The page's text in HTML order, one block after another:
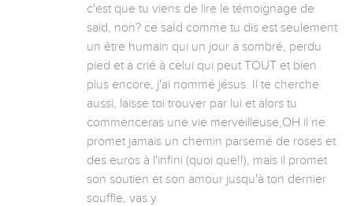
c'est que tu viens de lire le témoignage de
saïd, non? ce saÏd comme tu dis est seulement
un être humain qui un jour a sombré, perdu
pied et a crié à celui qui peut TOUT et bien
plus encore, j'ai nommé jésus. Il te cherche
aussi, laisse toi trouver par lui et alors tu
commenceras une vie merveilleuse,OH il ne
promet jamais un chemin parsemé de roses et
des euros à l'infini (quoi que!!), mais il promet
son soutien et son amour jusqu'à ton dernier
souffle, vas y